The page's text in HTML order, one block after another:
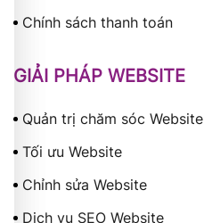
Chính sách thanh toán
GIẢI PHÁP WEBSITE
Quản trị chăm sóc Website
Tối ưu Website
Chỉnh sửa Website
Dịch vụ SEO Website